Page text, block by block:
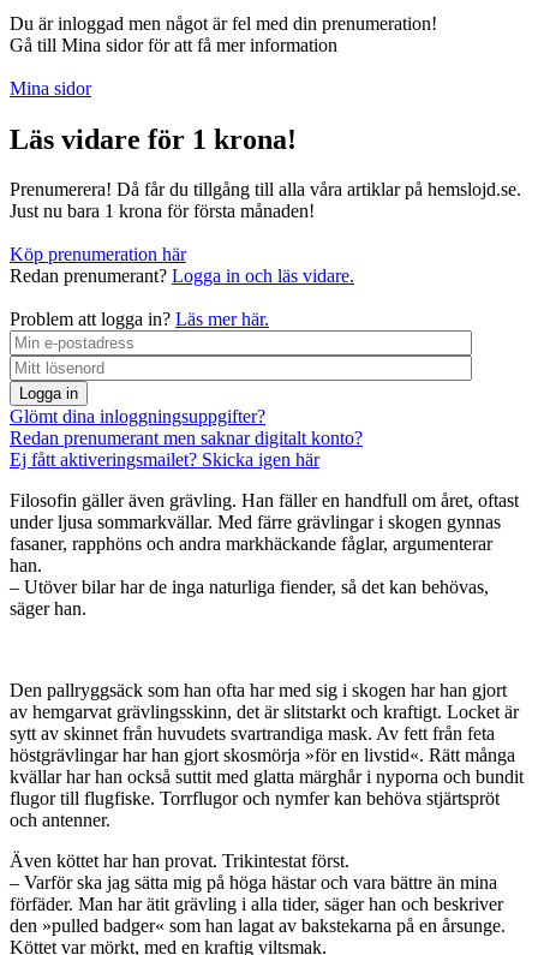
Du är inloggad men något är fel med din prenumeration!
Gå till Mina sidor för att få mer information
Mina sidor
Läs vidare för 1 krona!
Prenumerera! Då får du tillgång till alla våra artiklar på hemslojd.se.
Just nu bara 1 krona för första månaden!
Köp prenumeration här
Redan prenumerant? Logga in och läs vidare.
Problem att logga in? Läs mer här.
Logga in
Glömt dina inloggningsuppgifter?
Redan prenumerant men saknar digitalt konto?
Ej fått aktiveringsmailet? Skicka igen här
Filosofin gäller även grävling. Han fäller en handfull om året, oftast
under ljusa sommarkvällar. Med färre grävlingar i skogen gynnas
fasaner, rapphöns och andra markhäckande fåglar, argumenterar
han.
– Utöver bilar har de inga naturliga fiender, så det kan behövas,
säger han.
Den pallryggsäck som han ofta har med sig i skogen har han gjort
av hemgarvat grävlingsskinn, det är slitstarkt och kraftigt. Locket är
sytt av skinnet från huvudets svartrandiga mask. Av fett från feta
höstgrävlingar har han gjort skosmörja »för en livstid«. Rätt många
kvällar har han också suttit med glatta märghår i nyporna och bundit
flugor till flugfiske. Torrflugor och nymfer kan behöva stjärtspröt
och antenner.
Även köttet har han provat. Trikintestat först.
– Varför ska jag sätta mig på höga hästar och vara bättre än mina
förfäder. Man har ätit grävling i alla tider, säger han och beskriver
den »pulled badger« som han lagat av bakstekarna på en årsunge.
Köttet var mörkt, med en kraftig viltsmak.